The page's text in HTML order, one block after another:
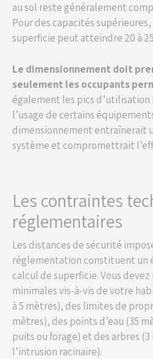
au sol reste généralement
Pour des capacités supérieures,
superficie peut atteindre 20 à
Le dimensionnement doit
seulement les occupants
également les pics d’utilisation
l’usage de certains
dimensionnement entraînerait
système et compromettrait
Les contraintes
réglementaires
Les distances de sécurité
réglementation constituent un
calcul de superficie. Vous
minimales vis-à-vis de votre
à 5 mètres), des limites de
mètres), des points d’eau (35
puits ou forage) et des arbres
l’intrusion racinaire).